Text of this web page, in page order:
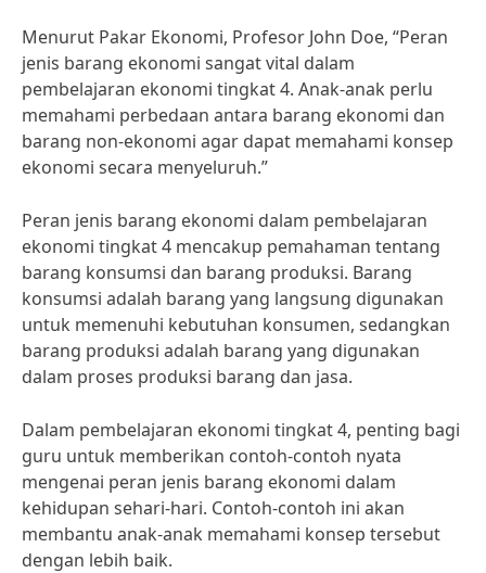
Menurut Pakar Ekonomi, Profesor John Doe, “Peran
jenis barang ekonomi sangat vital dalam
pembelajaran ekonomi tingkat 4. Anak-anak perlu
memahami perbedaan antara barang ekonomi dan
barang non-ekonomi agar dapat memahami konsep
ekonomi secara menyeluruh.”
Peran jenis barang ekonomi dalam pembelajaran
ekonomi tingkat 4 mencakup pemahaman tentang
barang konsumsi dan barang produksi. Barang
konsumsi adalah barang yang langsung digunakan
untuk memenuhi kebutuhan konsumen, sedangkan
barang produksi adalah barang yang digunakan
dalam proses produksi barang dan jasa.
Dalam pembelajaran ekonomi tingkat 4, penting bagi
guru untuk memberikan contoh-contoh nyata
mengenai peran jenis barang ekonomi dalam
kehidupan sehari-hari. Contoh-contoh ini akan
membantu anak-anak memahami konsep tersebut
dengan lebih baik.